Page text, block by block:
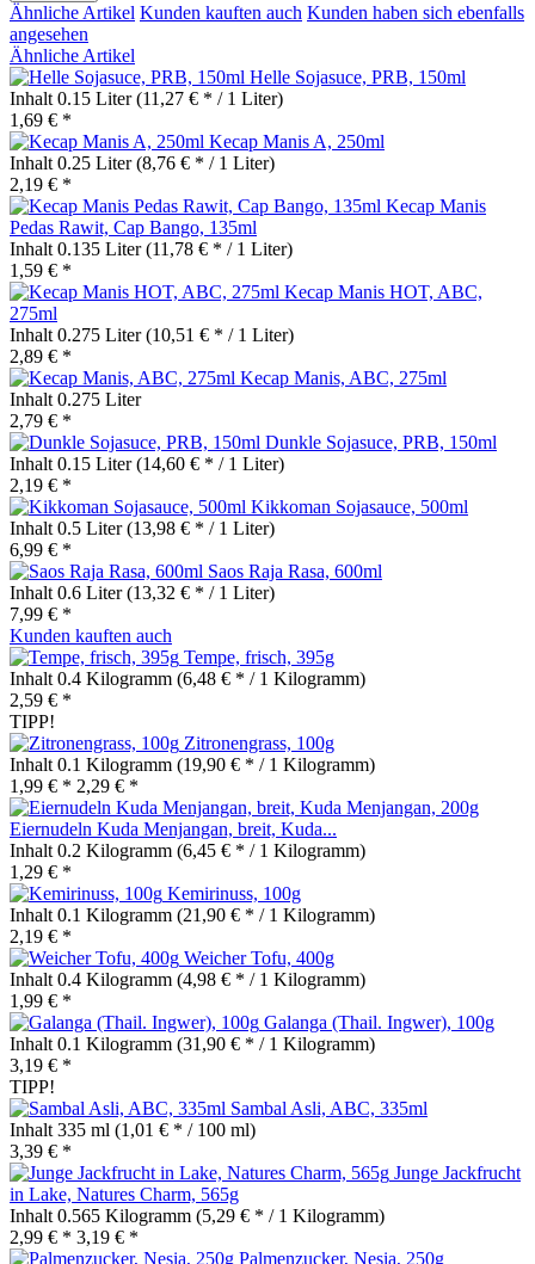
Ähnliche Artikel Kunden kauften auch Kunden haben sich ebenfalls
angesehen
Ähnliche Artikel
Helle Sojasuce, PRB, 150ml
Inhalt 0.15 Liter(11,27 € * / 1 Liter)
1,69 € *
Kecap Manis A, 250ml
Inhalt 0.25 Liter(8,76 € * / 1 Liter)
2,19 € *
Kecap Manis
Pedas Rawit, Cap Bango, 135ml
Inhalt 0.135 Liter(11,78 € * / 1 Liter)
1,59 € *
Kecap Manis HOT, ABC,
275ml
Inhalt 0.275 Liter(10,51 € * / 1 Liter)
2,89 € *
Kecap Manis, ABC, 275ml
Inhalt 0.275 Liter
2,79 € *
Dunkle Sojasuce, PRB, 150ml
Inhalt 0.15 Liter(14,60 € * / 1 Liter)
2,19 € *
Kikkoman Sojasauce, 500ml
Inhalt 0.5 Liter(13,98 € * / 1 Liter)
6,99 € *
Saos Raja Rasa, 600ml
Inhalt 0.6 Liter(13,32 € * / 1 Liter)
7,99 € *
Kunden kauften auch
Tempe, frisch, 395g
Inhalt 0.4 Kilogramm (6,48 € * / 1 Kilogramm)
2,59 € *
TIPP!
Zitronengrass, 100g
Inhalt 0.1 Kilogramm (19,90 € * / 1 Kilogramm)
1,99 € * 2,29 € *
Eiernudeln Kuda Menjangan, breit, Kuda...
Inhalt 0.2 Kilogramm (6,45 € * / 1 Kilogramm)
1,29 € *
Kemirinuss, 100g
Inhalt 0.1 Kilogramm (21,90 € * / 1 Kilogramm)
2,19 € *
Weicher Tofu, 400g
Inhalt 0.4 Kilogramm (4,98 € * / 1 Kilogramm)
1,99 € *
Galanga (Thail. Ingwer), 100g
Inhalt 0.1 Kilogramm (31,90 € * / 1 Kilogramm)
3,19 € *
TIPP!
Sambal Asli, ABC, 335ml
Inhalt 335 ml (1,01 € * / 100 ml)
3,39 € *
Junge Jackfrucht
in Lake, Natures Charm, 565g
Inhalt 0.565 Kilogramm (5,29 € * / 1 Kilogramm)
2,99 € * 3,19 € *
Palmenzucker, Nesia, 250g